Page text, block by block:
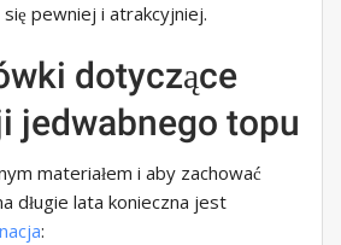
pewniej i atrakcyjniej.
dotyczące
jedwabnego topu
materiałem i aby zachować
długie lata konieczna jest
: